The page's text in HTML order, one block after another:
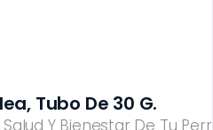
Y Bienestar De Tu
Tubo De 30 G.